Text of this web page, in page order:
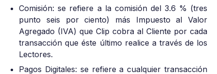
Comisión: se refiere a la comisión del 3.6 % (tres
punto seis por ciento) más Impuesto al Valor
Agregado (IVA) que Clip cobra al Cliente por cada
transacción que éste último realice a través de los
Lectores.
Pagos Digitales: se refiere a cualquier transacción